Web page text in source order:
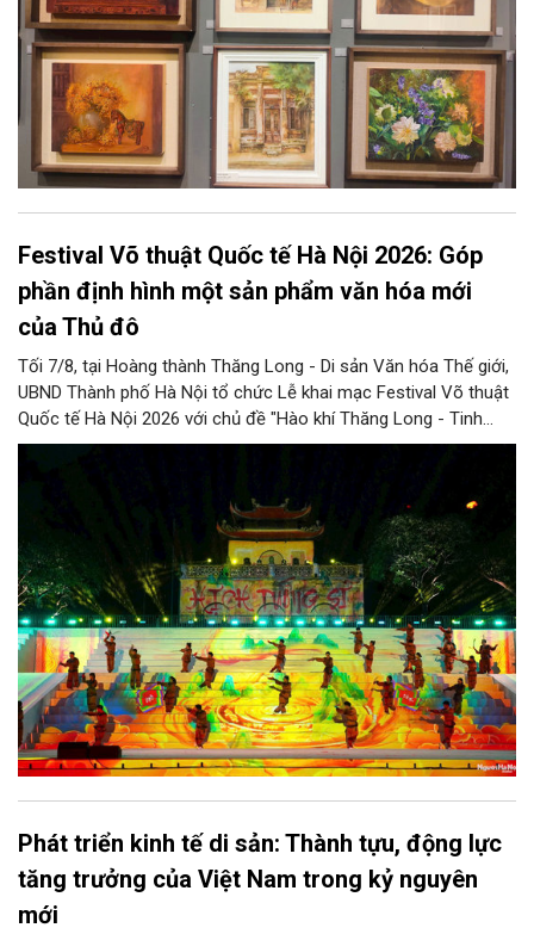
Festival Võ thuật Quốc tế Hà Nội 2026: Góp
phần định hình một sản phẩm văn hóa mới
của Thủ đô
Tối 7/8, tại Hoàng thành Thăng Long - Di sản Văn hóa Thế giới,
UBND Thành phố Hà Nội tổ chức Lễ khai mạc Festival Võ thuật
Quốc tế Hà Nội 2026 với chủ đề "Hào khí Thăng Long - Tinh
hoa võ Việt". Lần đầu tiên được tổ chức, Festival đánh dấu
hóa - thể thao mang tầm quốc tế, góp phần tôn vinh truyền
thống thượng võ dân tộc, quảng bá hình ảnh Hà Nội và thúc đẩy
giao lưu văn hóa, thể thao với bạn bè thế giới.
Phát triển kinh tế di sản: Thành tựu, động lực
tăng trưởng của Việt Nam trong kỷ nguyên
mới